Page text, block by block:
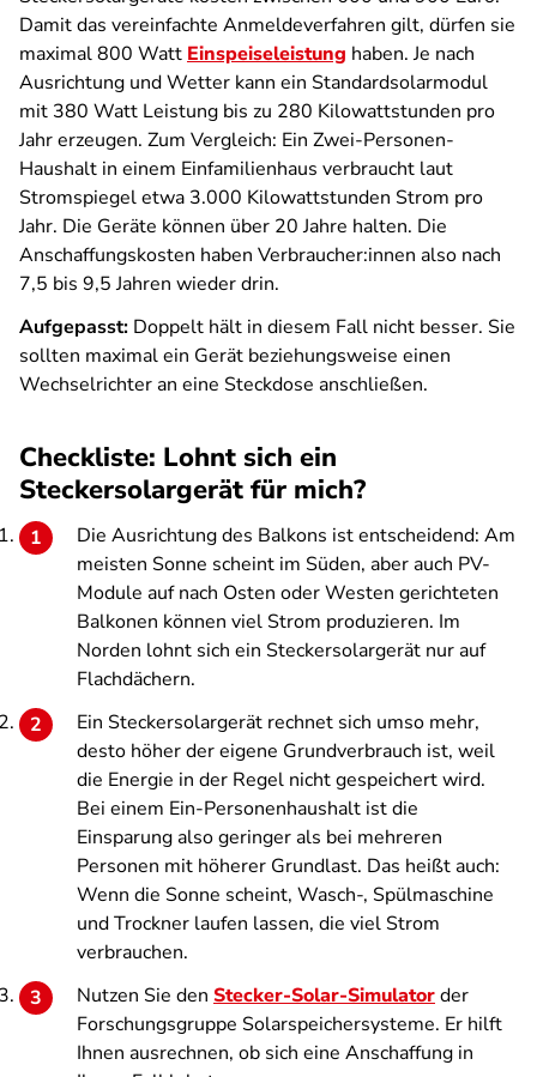
Damit das vereinfachte Anmeldeverfahren gilt, dürfen sie
maximal 800 Watt Einspeiseleistung haben. Je nach
Ausrichtung und Wetter kann ein Standardsolarmodul
mit 380 Watt Leistung bis zu 280 Kilowattstunden pro
Jahr erzeugen. Zum Vergleich: Ein Zwei-Personen-
Haushalt in einem Einfamilienhaus verbraucht laut
Stromspiegel etwa 3.000 Kilowattstunden Strom pro
Jahr. Die Geräte können über 20 Jahre halten. Die
Anschaffungskosten haben Verbraucher:innen also nach
7,5 bis 9,5 Jahren wieder drin.
Aufgepasst: Doppelt hält in diesem Fall nicht besser. Sie
sollten maximal ein Gerät beziehungsweise einen
Wechselrichter an eine Steckdose anschließen.
Checkliste: Lohnt sich ein
Steckersolargerät für mich?
Die Ausrichtung des Balkons ist entscheidend: Am
meisten Sonne scheint im Süden, aber auch PV-
Module auf nach Osten oder Westen gerichteten
Balkonen können viel Strom produzieren. Im
Norden lohnt sich ein Steckersolargerät nur auf
Flachdächern.
Ein Steckersolargerät rechnet sich umso mehr,
desto höher der eigene Grundverbrauch ist, weil
die Energie in der Regel nicht gespeichert wird.
Bei einem Ein-Personenhaushalt ist die
Einsparung also geringer als bei mehreren
Personen mit höherer Grundlast. Das heißt auch:
Wenn die Sonne scheint, Wasch-, Spülmaschine
und Trockner laufen lassen, die viel Strom
verbrauchen.
Nutzen Sie den Stecker-Solar-Simulatorder
Forschungsgruppe Solarspeichersysteme. Er hilft
Ihnen ausrechnen, ob sich eine Anschaffung in